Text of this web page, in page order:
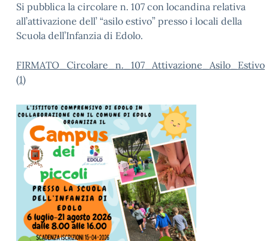
Si pubblica la circolare n. 107 con locandina relativa
all’attivazione dell’ “asilo estivo” presso i locali della
Scuola dell’Infanzia di Edolo.
FIRMATO_Circolare_n._107_Attivazione_Asilo_Estivo
(1)